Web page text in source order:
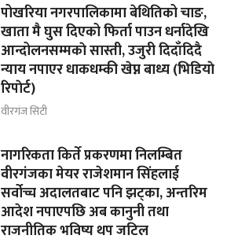
पोखरिया नगरपालिकामा बेथितिको चाङ,
खाता मै घुस दिएको फिर्ता पाउन धर्नादेखि
आन्दोलनसम्मकाे सास्ती, उजुरी दिदाँदिदै
न्याय नपाएर धाकधम्की खेप्न बाध्य (भिडियाे
रिपाेर्ट)
वीरगंज सिटी
नागरिकता किर्ते प्रकरणमा निलम्बित
वीरगंजका मेयर राजेशमान सिंहलाई
सर्वोच्च अदालतबाट पनि झट्का, अन्तरिम
आदेश नपाएपछि अब कानुनी तथा
राजनीतिक भविष्य थप जटिल